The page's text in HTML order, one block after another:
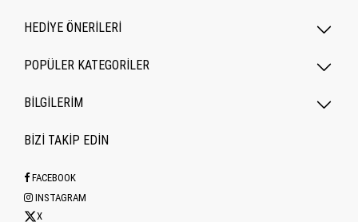
HEDİYE ÖNERİLERİ
POPÜLER KATEGORILER
BİLGİLERİM
BİZİ TAKİP EDİN
FACEBOOK
INSTAGRAM
X